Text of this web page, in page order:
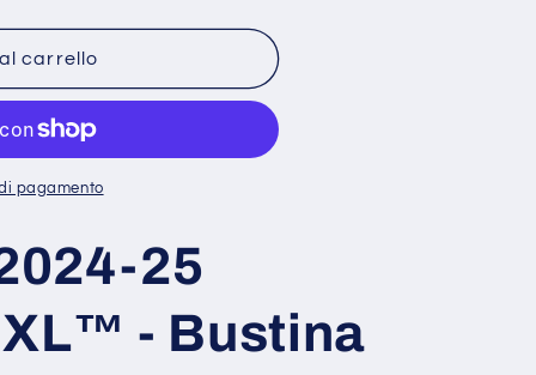
f
i
c
a
carrello
pagamento
25
- Bustina